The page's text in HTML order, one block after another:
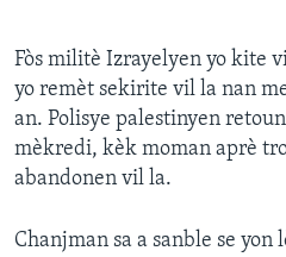
Skip
to
Search
FLASHPOINT IKRÈN
Learning English
Fòs militè Izrayelyen yo kite
yo remèt sekirite vil la nan
an. Polisye palestinyen
mèkredi, kèk moman aprè
abandonen vil la.
Chanjman sa a sanble se